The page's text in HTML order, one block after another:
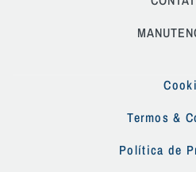
Termos &
Política de